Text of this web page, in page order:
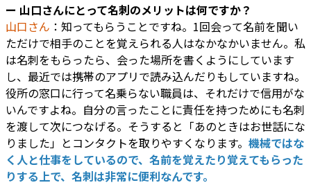
ー 山口さんにとって名刺のメリットは何ですか？
山口さん ：知ってもらうことですね。1回会って名前を聞い
ただけで相手のことを覚えられる人はなかなかいません。私
は名刺をもらったら、会った場所を書くようにしています
し、最近では携帯のアプリで読み込んだりもしていますね。
役所の窓口に行って名乗らない職員は、それだけで信用がな
いんですよね。自分の言ったことに責任を持つためにも名刺
を渡して次につなげる。そうすると「あのときはお世話にな
りました」とコンタクトを取りやすくなります。 機械ではな
く人と仕事をしているので、名前を覚えたり覚えてもらった
りする上で、名刺は非常に便利なんです。